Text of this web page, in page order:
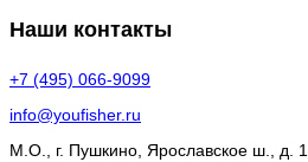
Наши контакты
+7 (495) 066-9099
info@youfisher.ru
М.О., г. Пушкино, Ярославское ш., д.